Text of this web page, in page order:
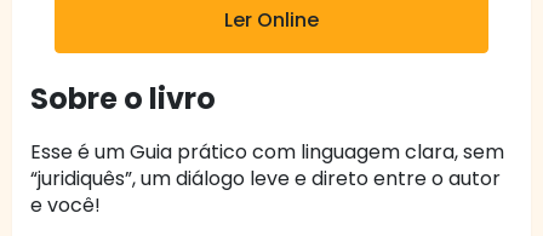
Ler Online
Sobre o livro
Esse é um Guia prático com linguagem clara, sem
“juridiquês”, um diálogo leve e direto entre o autor
e você!